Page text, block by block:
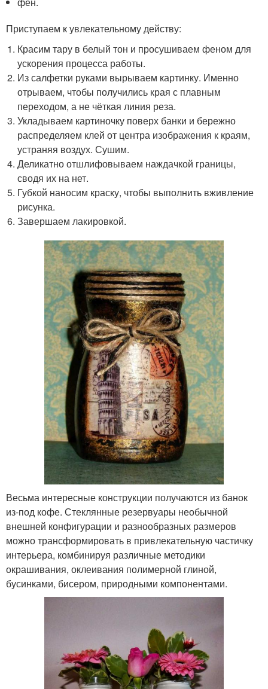
Приступаем к увлекательному действу:
Красим тару в белый тон и просушиваем феном для
ускорения процесса работы.
Из салфетки руками вырываем картинку. Именно
отрываем, чтобы получились края с плавным
переходом, а не чёткая линия реза.
Укладываем картиночку поверх банки и бережно
распределяем клей от центра изображения к краям,
устраняя воздух. Сушим.
Деликатно отшлифовываем наждачкой границы,
сводя их на нет.
Губкой наносим краску, чтобы выполнить вживление
рисунка.
Завершаем лакировкой.
Весьма интересные конструкции получаются из банок
из-под кофе. Стеклянные резервуары необычной
внешней конфигурации и разнообразных размеров
можно трансформировать в привлекательную частичку
интерьера, комбинируя различные методики
окрашивания, оклеивания полимерной глиной,
бусинками, бисером, природными компонентами.